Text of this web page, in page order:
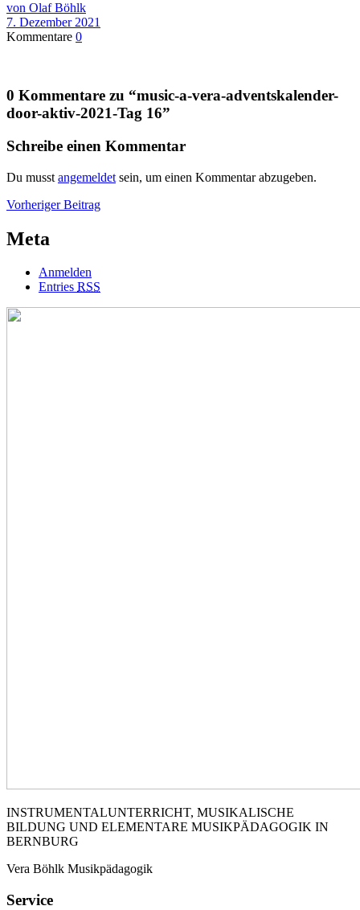
von Olaf Böhlk
7. Dezember 2021
Kommentare 0
0 Kommentare zu “music-a-vera-adventskalender-
door-aktiv-2021-Tag 16”
Schreibe einen Kommentar
Du musst angemeldet sein, um einen Kommentar abzugeben.
Beitragsnavigation
Vorheriger BeitragVorheriger
Meta
Anmelden
Entries RSS
INSTRUMENTALUNTERRICHT, MUSIKALISCHE
BILDUNG UND ELEMENTARE MUSIKPÄDAGOGIK IN
BERNBURG
Vera Böhlk Musikpädagogik
Service